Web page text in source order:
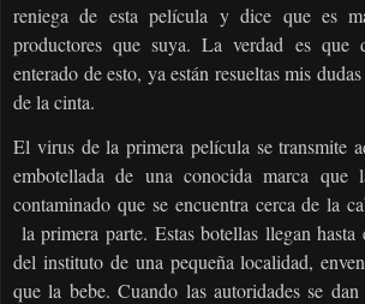
reniega de esta película y dice que es
productores que suya. La verdad es que
enterado de esto, ya están resueltas mis dudas
de la cinta.
El virus de la primera película se transmite
embotellada de una conocida marca
contaminado que se encuentra cerca de la
la primera parte. Estas botellas llegan
del instituto de una pequeña localidad,
que la bebe. Cuando las autoridades se dan